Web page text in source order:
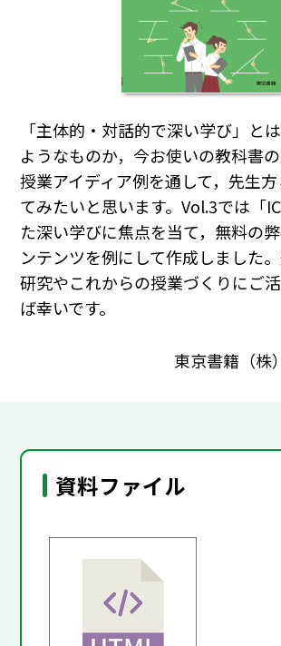
「主体的・対話的で深い学び」と
ようなものか，今お使いの教科書
授業アイディア例を通して，先生
てみたいと思います。Vol.3では「
た深い学びに焦点を当て，無料の
ンテンツを例にして作成しました
研究やこれからの授業づくりにご
ば幸いです。
東京書籍（
資料ファイル